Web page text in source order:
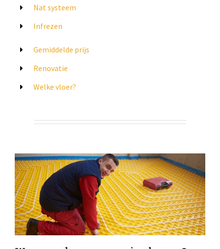
Nat systeem
Infrezen
Gemiddelde prijs
Renovatie
Welke vloer?